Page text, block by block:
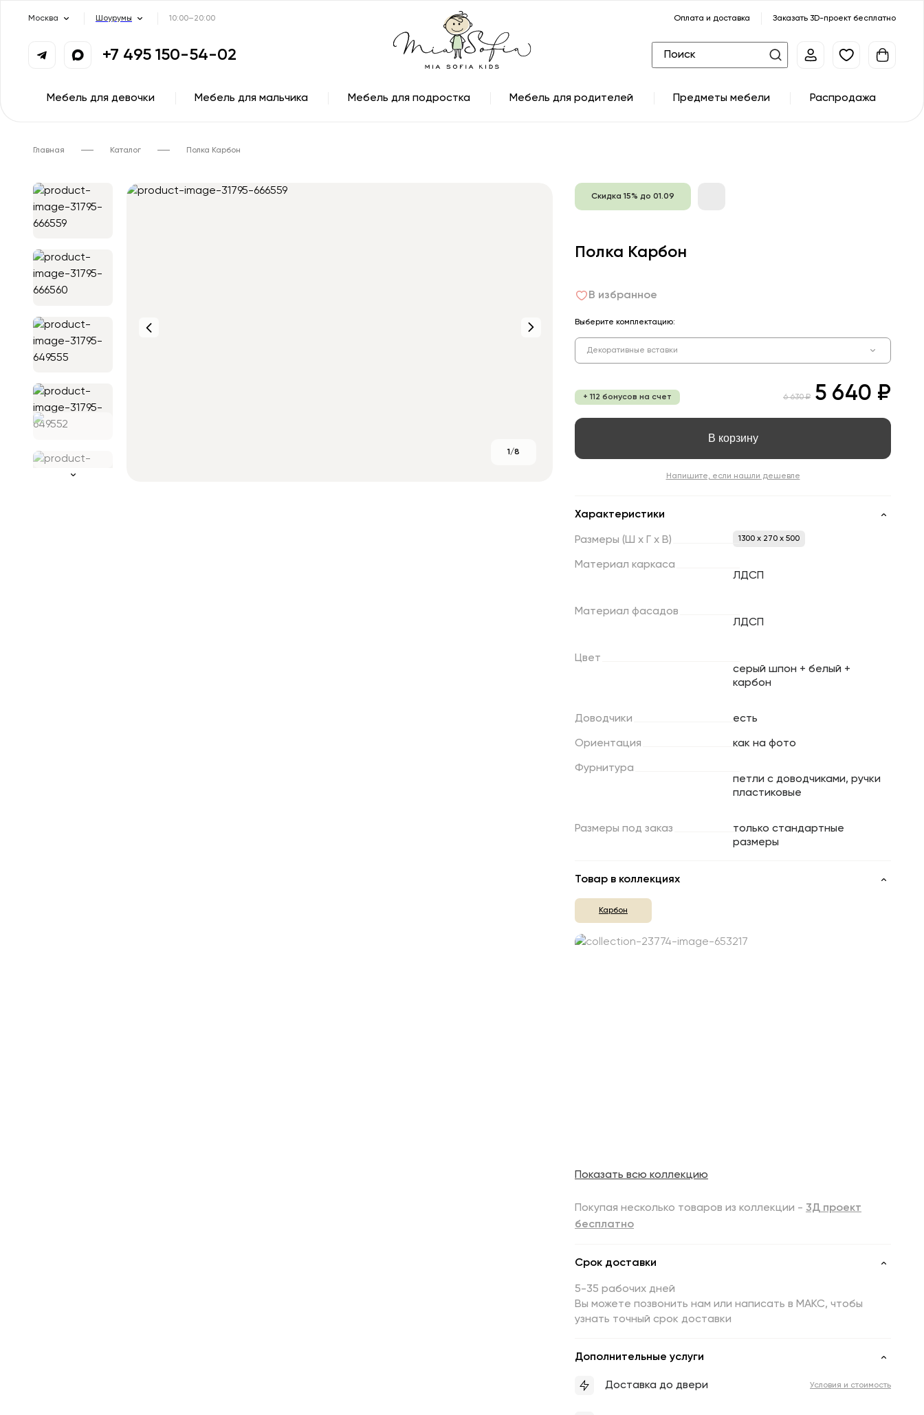
Москва Шоурумы 10:00–20:00 Оплата и доставка Заказать 3D-проект бесплатно
+7 495 150-54-02
Мебель для девочки Мебель для мальчика Мебель для подростка Мебель для родителей Предметы мебели Распродажа
Главная Каталог Полка Карбон
Фото от
1/8
Скидка 15% до 01.09
Полка Карбон
В избранное
Выберите комплектацию:
Декоративные вставки
+ 112 бонусов на счет 6 630 ₽ 5 640 ₽
В корзину
Напишите, если нашли дешевле
Характеристики
Размеры (Ш х Г х В) 1300 x 270 x 500
Материал каркаса
ЛДСП
Материал фасадов
ЛДСП
Цвет
серый шпон + белый +
карбон
Доводчики есть
Ориентация как на фото
Фурнитура
петли с доводчиками, ручки
пластиковые
Размеры под заказ
только стандартные
размеры
Товар в коллекциях
Карбон
Показать всю коллекцию
Покупая несколько товаров из коллекции - 3Д проект
бесплатно
Срок доставки
5-35 рабочих дней
Вы можете позвонить нам или написать в МАКС, чтобы
узнать точный срок доставки
Дополнительные услуги
Доставка до двери Условия и стоимость